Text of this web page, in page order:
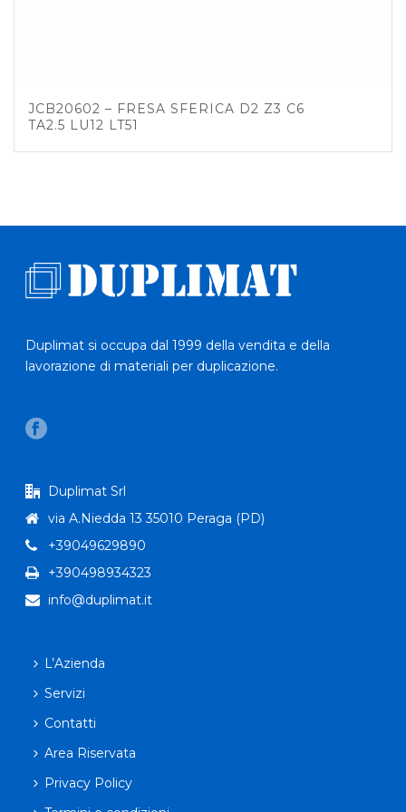
JCB20602 – FRESA SFERICA D2 Z3 C6
TA2.5 LU12 LT51
Duplimat si occupa dal 1999 della vendita e della
lavorazione di materiali per duplicazione.
Duplimat Srl
via A.Niedda 13 35010 Peraga (PD)
+39049629890
+390498934323
info@duplimat.it
L’Azienda
Servizi
Contatti
Area Riservata
Privacy Policy